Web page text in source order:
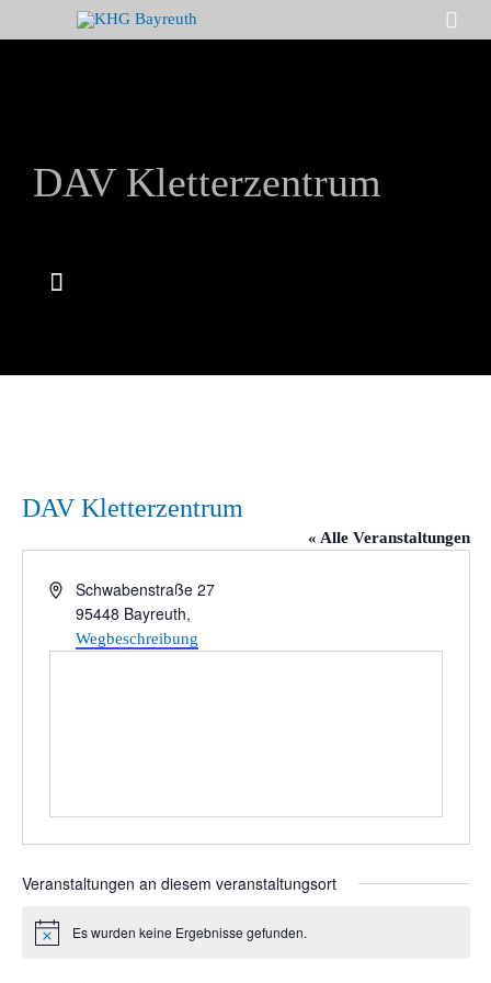

DAV Kletterzentrum

DAV Kletterzentrum
« Alle Veranstaltungen
AdresseSchwabenstraße 27
95448 Bayreuth,
Wegbeschreibung
Veranstaltungen an diesem veranstaltungsort
HinweisEs wurden keine Ergebnisse gefunden.